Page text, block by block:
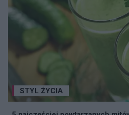
STYL ŻYCIA